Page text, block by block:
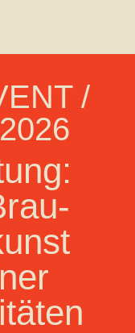
/